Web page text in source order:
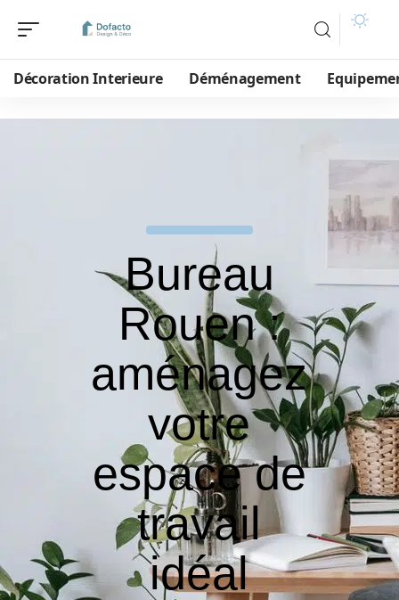
Décoration Interieure Déménagement
Bureau
Rouen :
aménagez
votre
espace de
travail
idéal